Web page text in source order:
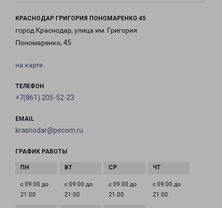
КРАСНОДАР ГРИГОРИЯ ПОНОМАРЕНКО 45
город Краснодар, улица им. Григория
Пономаренко, 45
на карте
ТЕЛЕФОН
+7(861) 205-52-23
EMAIL
krasnodar@pecom.ru
ГРАФИК РАБОТЫ
с 09:00 до
21:00
с 09:00 до
21:00
с 09:00 до
21:00
с 09:00 до
21:00